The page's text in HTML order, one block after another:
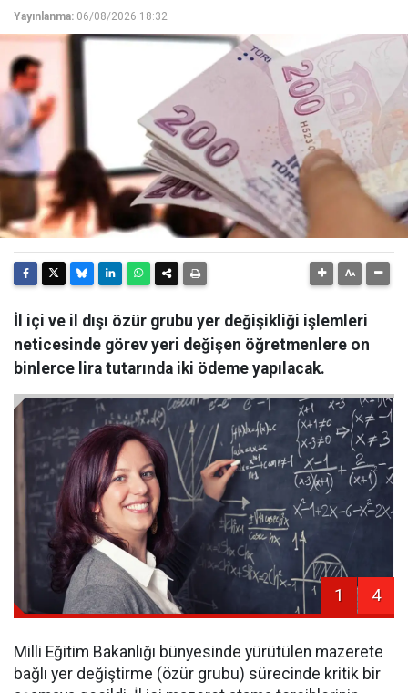
Yayınlanma: 06/08/2026 18:32
İl içi ve il dışı özür grubu yer değişikliği işlemleri
neticesinde görev yeri değişen öğretmenlere on
binlerce lira tutarında iki ödeme yapılacak.
1 4
Milli Eğitim Bakanlığı bünyesinde yürütülen mazerete
bağlı yer değiştirme (özür grubu) sürecinde kritik bir